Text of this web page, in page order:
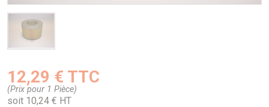
12,29 € TTC
(Prix pour 1 Pièce)
soit 10,24 € HT